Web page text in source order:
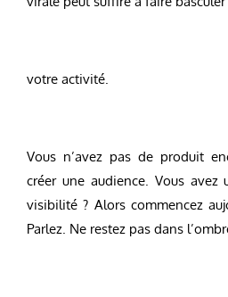
votre activité.
Vous n’avez pas de produit
créer une audience. Vous
visibilité ? Alors commencez
Parlez. Ne restez pas dans